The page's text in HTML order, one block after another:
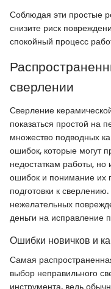
Соблюдая эти простые
снизите риск
спокойный процесс
сверлении
Сверление
показаться простой на
множество подводных
ошибок, которые могут
недостаткам работы,
ошибок и понимание их
подготовки к
нежелательных
деньги на исправление
Ошибки новичков и
Самая
выбор неправильного
инструмента, ведь